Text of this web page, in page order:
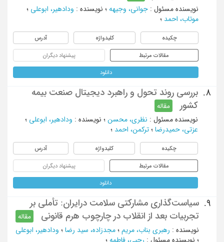
نویسنده مسئول : جوانی، وجیهه ؛ نویسنده : ودادهیر، ابوعلی ؛
موتاب، احمد ؛
چکیده کلیدواژه آدرس
مقالات مرتبط پیشنهاد دیگران
دانلود
8.
بررسی روند تحول و راهبرد دیجیتال صنعت بیمه
کشور
مقاله
نویسنده مسئول : نظری، محسن ؛ نویسنده : ودادهیر، ابوعلی ؛
عزتی، حمیدرضا ؛ ترکمن، احمد ؛
چکیده کلیدواژه آدرس
مقالات مرتبط پیشنهاد دیگران
دانلود
9.
سیاست‌گذاری مشارکتی سلامت درایران: تأملی بر
تجربیات بعد از انقلاب در چارچوب هرم قانونی
مقاله
نویسنده : رهبری بناب، مریم ؛ مجدزاده، سید رضا ؛ ودادهیر، ابوعلی
؛ نویسنده مسئول : رجبی، فاطمه ؛